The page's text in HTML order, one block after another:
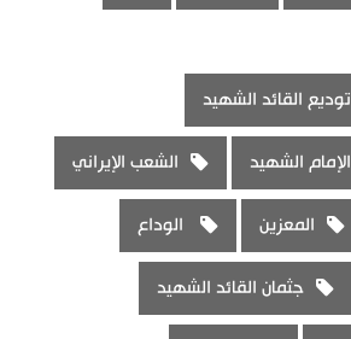
توديع القائد الشهيد
الإمام الشهيد الشعب الإيراني
المعزين الوداع
جثمان القائد الشهيد